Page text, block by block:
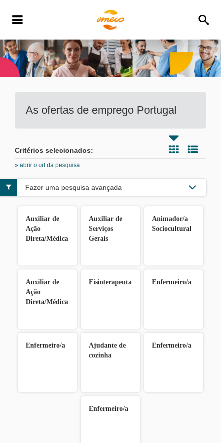
As ofertas de emprego Portugal
Critérios selecionados:
» abrir o url da pesquisa
Auxiliar de
Ação
Direta/Médica
Auxiliar de
Serviços
Gerais
Animador/a
Sociocultural
Auxiliar de
Ação
Direta/Médica
Fisioterapeuta Enfermeiro/a
Enfermeiro/a
Ajudante de
cozinha
Enfermeiro/a
Enfermeiro/a
Fazer uma pesquisa avançada